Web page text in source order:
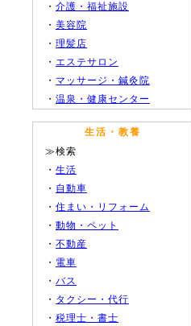
・ 介護・福祉施設
・ 美容院
・ 理髪店
・ エステサロン
・ マッサージ・鍼灸院
・ 温泉・健康センター
生活・教養
≫検索
・ 生活
・ 自動車
・ 住まい・リフォーム
・ 動物・ペット
・ 不動産
・ 電車
・ バス
・ タクシー・代行
・ 税理士・書士